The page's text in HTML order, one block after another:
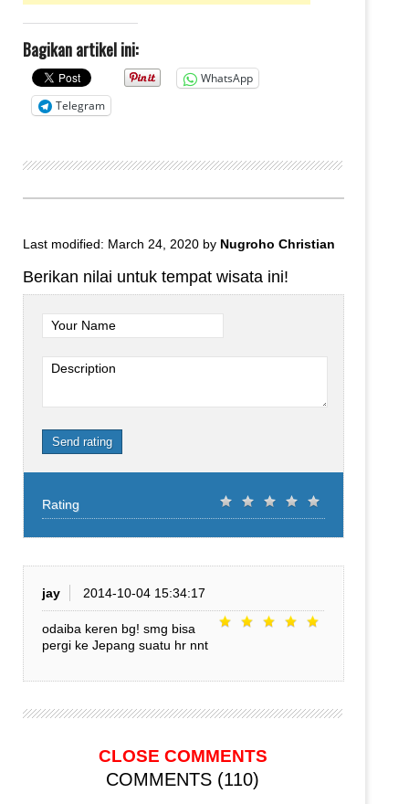
Bagikan artikel ini:
WhatsApp
Telegram
Last modified: March 24, 2020 by Nugroho Christian
Berikan nilai untuk tempat wisata ini!
Your Name
Description
Send rating
Rating
jay 2014-10-04 15:34:17
odaiba keren bg! smg bisa
pergi ke Jepang suatu hr nnt
CLOSE COMMENTS
COMMENTS (110)